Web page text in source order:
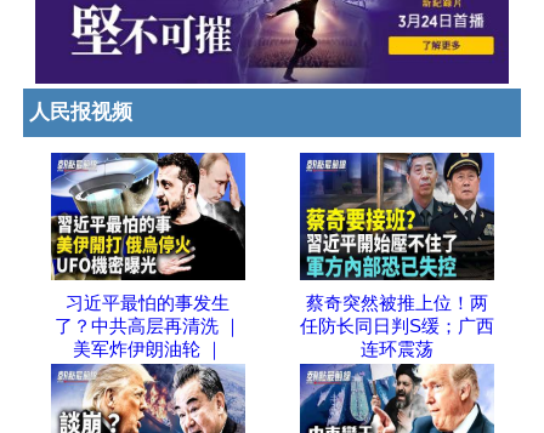
人民报视频
习近平最怕的事发生
了？中共高层再清洗 ｜
美军炸伊朗油轮 ｜
蔡奇突然被推上位！两
任防长同日判S缓；广西
连环震荡